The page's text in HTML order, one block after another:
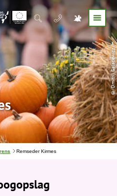
© Dmitrij Galacewicz
Remseder Kirmes